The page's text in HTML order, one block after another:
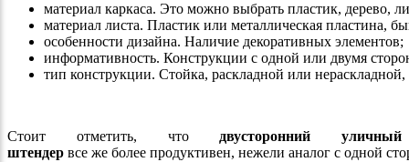
материал каркаса. Это можно выбрать пластик, дерево,
материал листа. Пластик или металлическая пластина,
особенности дизайна. Наличие декоративных элементов;
информативность. Конструкции с одной или двумя
тип конструкции. Стойка, раскладной или
Стоит отметить, что двусторонний уличный
штендер все же более продуктивен, нежели аналог с одной